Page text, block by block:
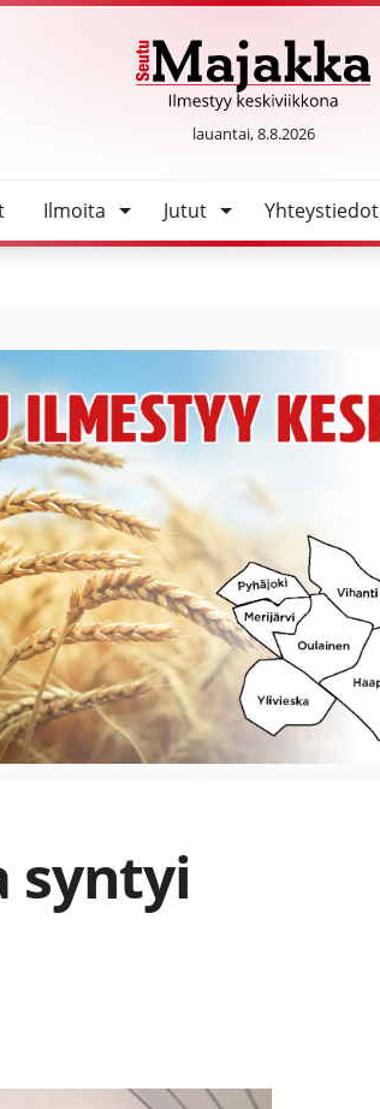
SeutuMajakka
lauantai, 8.8.2026
Ilmoita Jutut Yhteystiedot
syntyi